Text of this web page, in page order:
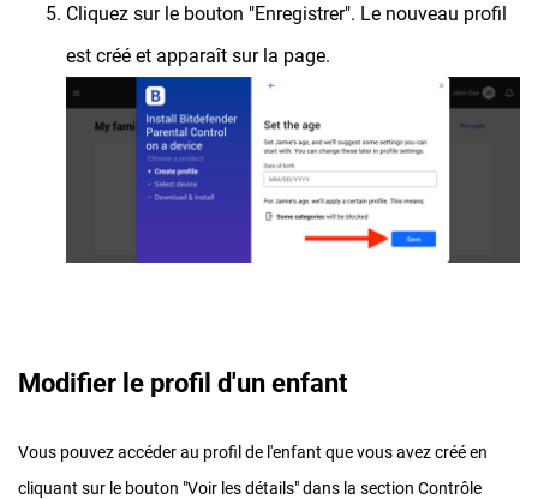
Cliquez sur le bouton "Enregistrer". Le nouveau profil
est créé et apparaît sur la page.
Modifier le profil d'un enfant
Vous pouvez accéder au profil de l'enfant que vous avez créé en
cliquant sur le bouton "Voir les détails" dans la section Contrôle